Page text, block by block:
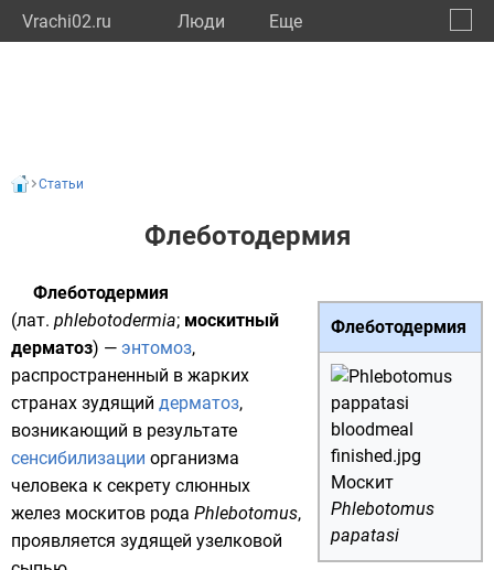
Vrachi02.ru Люди Eще
Статьи
Флеботодермия
Флеботодермия
Москит
Phlebotomus
papatasi
Флеботодермия
(лат. phlebotodermia; москитный
дерматоз) — энтомоз,
распространенный в жарких
странах зудящий дерматоз,
возникающий в результате
сенсибилизации организма
человека к секрету слюнных
желез москитов рода Phlebotomus,
проявляется зудящей узелковой